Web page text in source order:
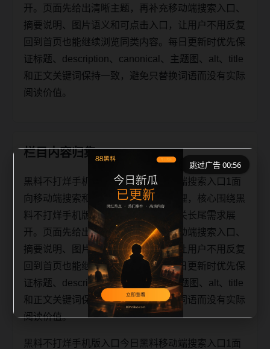
开。页面先给出清晰主题，再补充移动端搜索入口、
摘要说明、图片语义和可点击入口，让用户不用反复
回到首页也能继续浏览同类内容。每日更新时优先保
证标题、description、canonical、主题图、alt、title
和正文关键词保持一致，避免只替换词语而没有实际
阅读价值。
栏目内容归集
黑料不打烊手机版入口今日黑料移动端搜索入口1面
向移动端搜索和站内连续阅读场景整理，核心围绕黑
料不打烊手机版入口、今日黑料和相关长尾需求展
开。页面先给出清晰主题，再补充移动端搜索入口、
摘要说明、图片语义和可点击入口，让用户不用反复
回到首页也能继续浏览同类内容。每日更新时优先保
证标题、description、canonical、主题图、alt、title
和正文关键词保持一致，避免只替换词语而没有实际
阅读价值。
黑料不打烊手机版入口今日黑料移动端搜索入口1面
跳过广告 00:56